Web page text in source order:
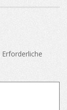
Erforderliche